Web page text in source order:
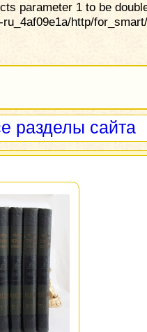
parameter 1 to be
http/
разделы сайта